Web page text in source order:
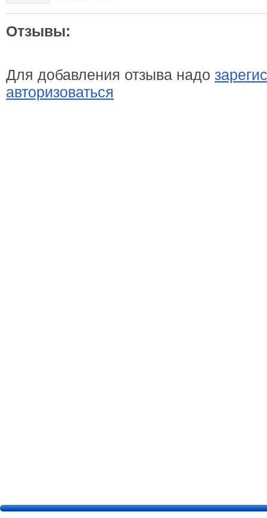
Отзывы:
Для добавления отзыва надо
авторизоваться